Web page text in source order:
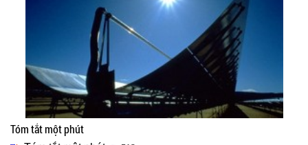
Tóm tắt một phút